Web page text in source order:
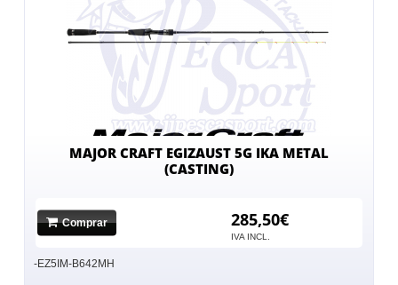
MAJOR CRAFT EGIZAUST 5G IKA METAL
(CASTING)
Comprar 285,50€
IVA INCL.
-EZ5IM-B642MH